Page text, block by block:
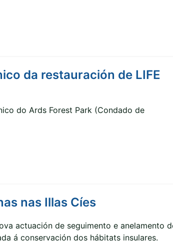
da restauración de LIFE
do Ards Forest Park (Condado de
nas Illas Cíes
actuación de seguimento e anelamento
á conservación dos hábitats insulares.